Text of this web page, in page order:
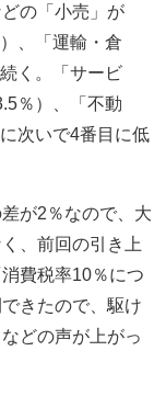
の「小売」が
、「運輸・倉
く。「サービ
％）、「不動
次いで4番目に低
が2％なので、大
、前回の引き上
費税率10％につ
きたので、駆け
どの声が上がっ